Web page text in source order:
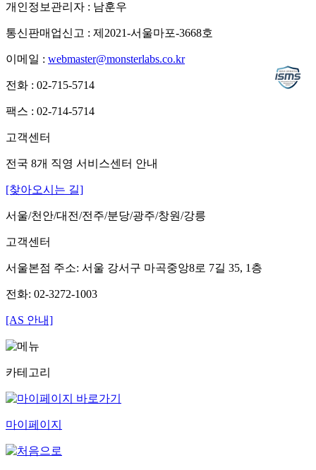
개인정보관리자 : 남훈우
통신판매업신고 : 제2021-서울마포-3668호
이메일 : webmaster@monsterlabs.co.kr
전화 : 02-715-5714
팩스 : 02-714-5714
고객센터
전국 8개 직영 서비스센터 안내
[찾아오시는 길]
서울/천안/대전/전주/분당/광주/창원/강릉
고객센터
서울본점 주소: 서울 강서구 마곡중앙8로 7길 35, 1층
전화: 02-3272-1003
[AS 안내]
카테고리
마이페이지